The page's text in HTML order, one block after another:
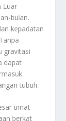
Luar
bulan.
kepadatan
gravitasi
dapat
tubuh.
umat
berkat